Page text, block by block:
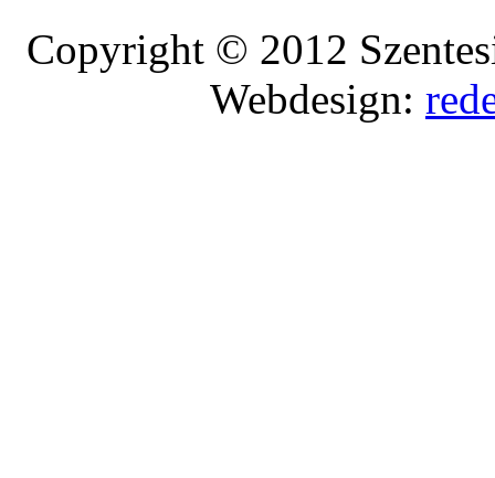
Copyright © 2012
Webdesign: